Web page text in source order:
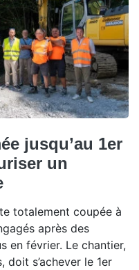
jusqu’au 1er
un
totalement coupée à
après des
en février. Le chantier,
doit s’achever le 1er